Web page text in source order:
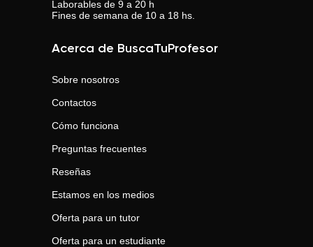
Laborables de 9 a 20 h
Fines de semana de 10 a 18 hs.
Acerca de BuscaTuProfesor
Sobre nosotros
Contactos
Cómo funciona
Preguntas frecuentes
Reseñas
Estamos en los medios
Oferta para un tutor
Oferta para un estudiante